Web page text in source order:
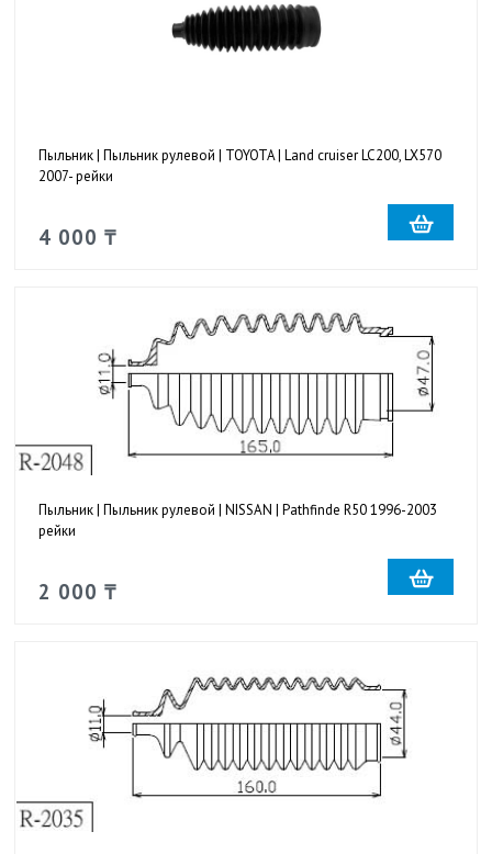
Пыльник | Пыльник рулевой | TOYOTA | Land cruiser LC200, LX570
2007- рейки
4 000 ₸
Пыльник | Пыльник рулевой | NISSAN | Pathfinde R50 1996-2003
рейки
2 000 ₸